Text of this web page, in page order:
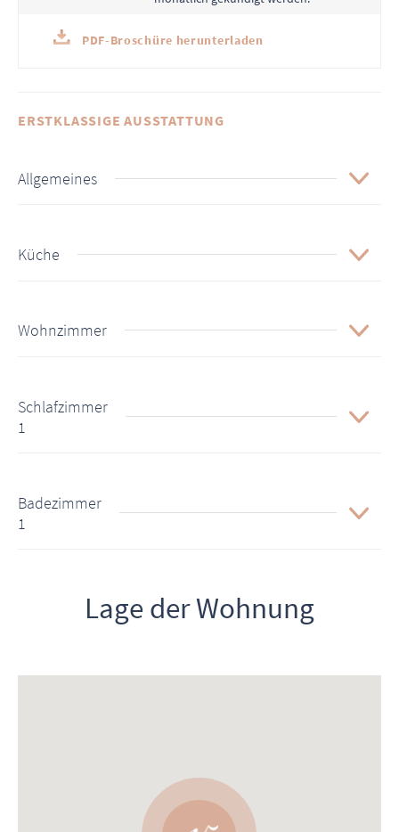
PDF-Broschüre herunterladen
ERSTKLASSIGE AUSSTATTUNG
Allgemeines
Küche
Wohnzimmer
Schlafzimmer
1
Badezimmer
1
Lage der Wohnung